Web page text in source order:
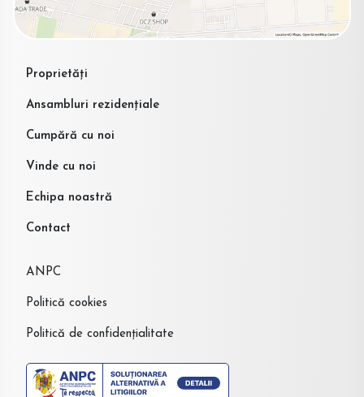
Proprietăți
Ansambluri rezidențiale
Cumpără cu noi
Vinde cu noi
Echipa noastră
Contact
ANPC
Politică cookies
Politică de confidențialitate